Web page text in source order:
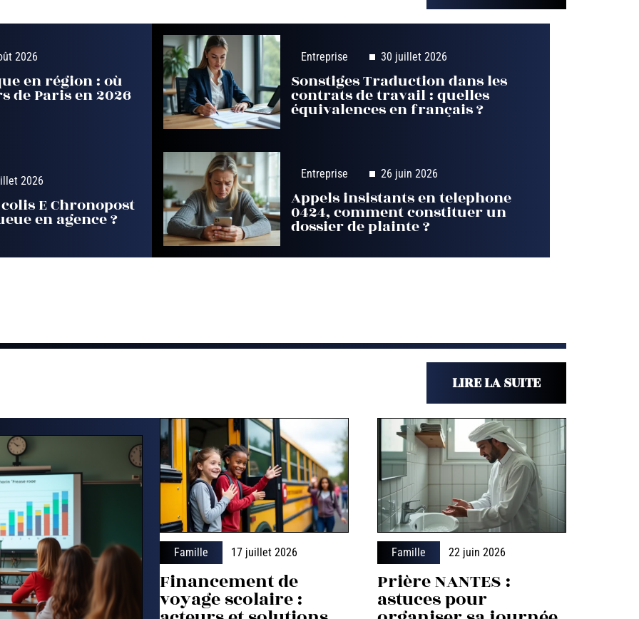
2026
en région : où
de Paris en 2026
Entreprise 30 juillet 2026
Sonstiges Traduction dans les
contrats de travail : quelles
équivalences en français ?
2026
E Chronopost
en agence ?
Entreprise 26 juin 2026
Appels insistants en telephone
0424, comment constituer un
dossier de plainte ?
LIRE LA SUITE
Famille 17 juillet 2026
Financement de
voyage scolaire :
Famille 22 juin 2026
Prière NANTES :
astuces pour